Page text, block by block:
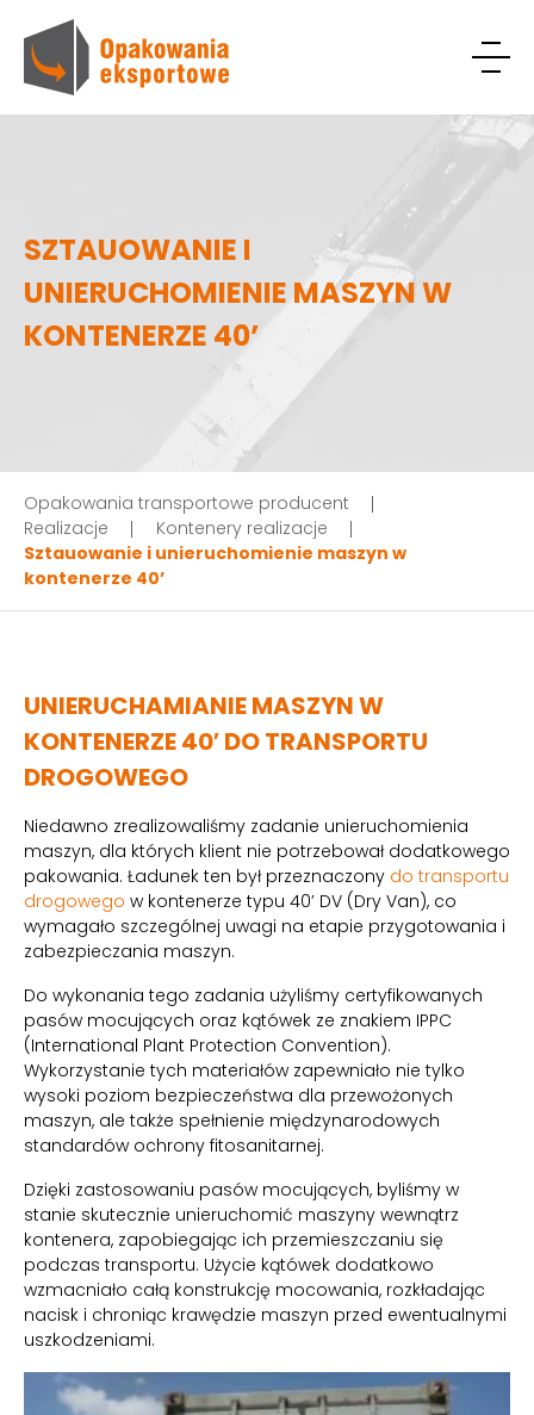
SZTAUOWANIE I
UNIERUCHOMIENIE MASZYN W
KONTENERZE 40’
Opakowania transportowe producent
Realizacje
Kontenery realizacje
Sztauowanie i unieruchomienie maszyn w
kontenerze 40’
UNIERUCHAMIANIE MASZYN W
KONTENERZE 40′ DO TRANSPORTU
DROGOWEGO
Niedawno zrealizowaliśmy zadanie unieruchomienia
maszyn, dla których klient nie potrzebował dodatkowego
pakowania. Ładunek ten był przeznaczony do transportu
drogowego w kontenerze typu 40’ DV (Dry Van), co
wymagało szczególnej uwagi na etapie przygotowania i
zabezpieczania maszyn.
Do wykonania tego zadania użyliśmy certyfikowanych
pasów mocujących oraz kątówek ze znakiem IPPC
(International Plant Protection Convention).
Wykorzystanie tych materiałów zapewniało nie tylko
wysoki poziom bezpieczeństwa dla przewożonych
maszyn, ale także spełnienie międzynarodowych
standardów ochrony fitosanitarnej.
Dzięki zastosowaniu pasów mocujących, byliśmy w
stanie skutecznie unieruchomić maszyny wewnątrz
kontenera, zapobiegając ich przemieszczaniu się
podczas transportu. Użycie kątówek dodatkowo
wzmacniało całą konstrukcję mocowania, rozkładając
nacisk i chroniąc krawędzie maszyn przed ewentualnymi
uszkodzeniami.